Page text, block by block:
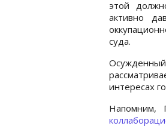
этой
активно
суда.
интересах
Напомним,